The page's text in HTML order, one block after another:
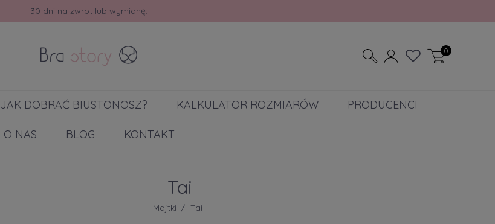
Odbierz rabat -10% na pierwsze zakupy.
0
JAK DOBRAĆ BIUSTONOSZ? KALKULATOR ROZMIARÓW PRODUCENCI
O NAS BLOG KONTAKT
Tai
Majtki Tai